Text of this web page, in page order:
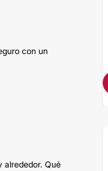
con un
alrededor. Qué